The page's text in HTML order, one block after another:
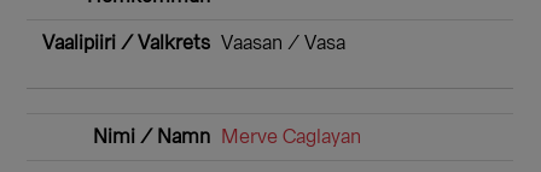
Vaasan / Vasa
Merve Caglayan